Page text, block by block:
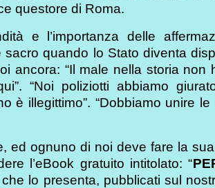
questore di Roma.
e l’importanza delle
quando lo Stato diventa
ancora: “Il male nella storia non
“Noi poliziotti abbiamo
è illegittimo”. “Dobbiamo unire le
ed ognuno di noi deve fare la
l’eBook gratuito intitolato: “
lo presenta, pubblicati sul